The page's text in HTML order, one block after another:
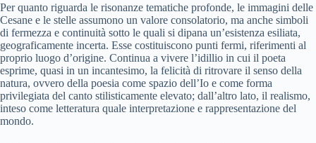
Per quanto riguarda le risonanze tematiche profonde, le immagini delle
Cesane e le stelle assumono un valore consolatorio, ma anche simboli
di fermezza e continuità sotto le quali si dipana un’esistenza esiliata,
geograficamente incerta. Esse costituiscono punti fermi, riferimenti al
proprio luogo d’origine. Continua a vivere l’idillio in cui il poeta
esprime, quasi in un incantesimo, la felicità di ritrovare il senso della
natura, ovvero della poesia come spazio dell’Io e come forma
privilegiata del canto stilisticamente elevato; dall’altro lato, il realismo,
inteso come letteratura quale interpretazione e rappresentazione del
mondo.